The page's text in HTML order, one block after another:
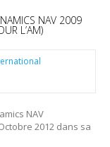
NAV 2009
L’AM)
NAV
2012 dans sa